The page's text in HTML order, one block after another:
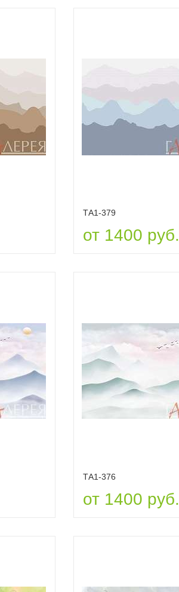
ТА1-379
от 1400 руб.
ТА1-376
от 1400 руб.